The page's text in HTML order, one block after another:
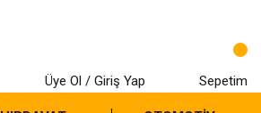
Üye Ol / Giriş Yap Sepetim